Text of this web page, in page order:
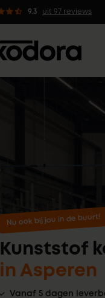
9.3 uit 97 reviews
Nu ook bij jou in de buurt!
Kunststof
in Asperen
Vanaf 5 dagen